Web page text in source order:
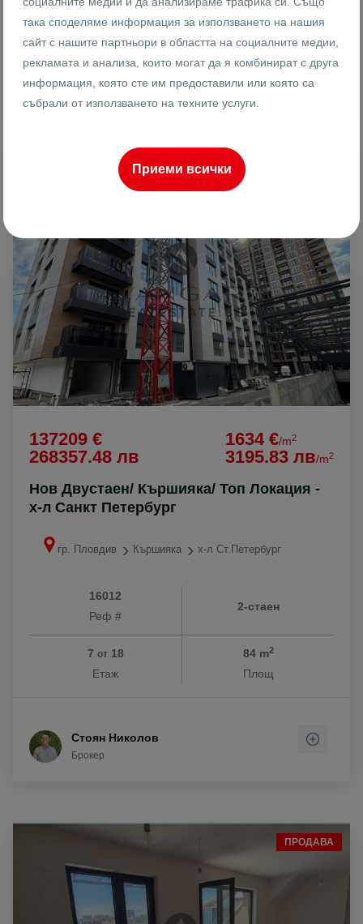
Етаж
Площ
Ренета Арнаудова
Брокер
137209 €
268357.48 лв
1634 €/m2
3195.83 лв/m2
Нов Двустаен/ Кършияка/ Топ Локация -
х-л Санкт Петербург
гр. Пловдив Кършияка х-л Ст.Петербург
16012
Реф #
2-стаен
7 от18
Етаж
84 m2
Площ
Стоян Николов
Брокер
ПРОДАВА
така споделяме информация за използването на нашия
сайт с нашите партньори в областта на социалните медии,
рекламата и анализа, които могат да я комбинират с друга
информация, която сте им предоставили или която са
събрали от използването на техните услуги.
Приеми всички